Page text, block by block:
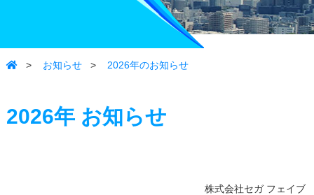
> お知らせ > 2026年のお知らせ
2026年お知らせ
株式会社セガ フェイブ